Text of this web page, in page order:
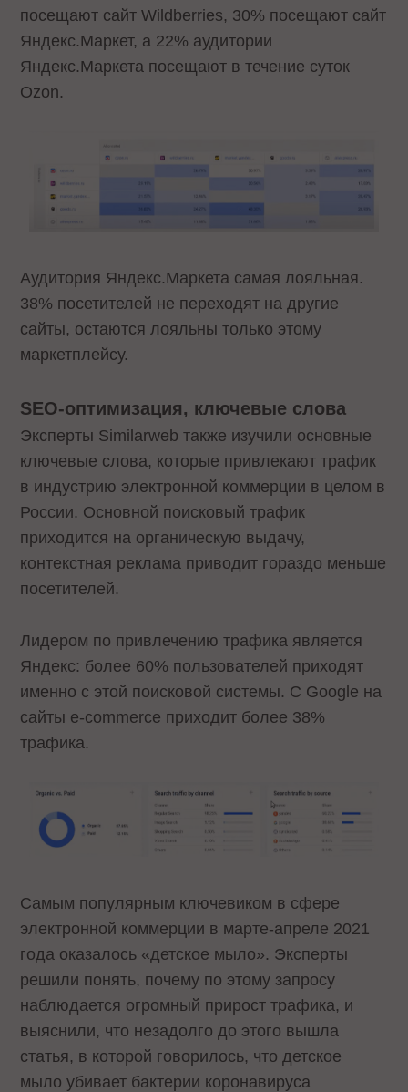
посещают сайт Wildberries, 30% посещают сайт
Яндекс.Маркет, а 22% аудитории
Яндекс.Маркета посещают в течение суток
Ozon.
Аудитория Яндекс.Маркета самая лояльная.
38% посетителей не переходят на другие
сайты, остаются лояльны только этому
маркетплейсу.
SEO-оптимизация, ключевые слова
Эксперты Similarweb также изучили основные
ключевые слова, которые привлекают трафик
в индустрию электронной коммерции в целом в
России. Основной поисковый трафик
приходится на органическую выдачу,
контекстная реклама приводит гораздо меньше
посетителей.
Лидером по привлечению трафика является
Яндекс: более 60% пользователей приходят
именно с этой поисковой системы. С Google на
сайты e-commerce приходит более 38%
трафика.
Самым популярным ключевиком в сфере
электронной коммерции в марте-апреле 2021
года оказалось «детское мыло». Эксперты
решили понять, почему по этому запросу
наблюдается огромный прирост трафика, и
выяснили, что незадолго до этого вышла
статья, в которой говорилось, что детское
мыло убивает бактерии коронавируса